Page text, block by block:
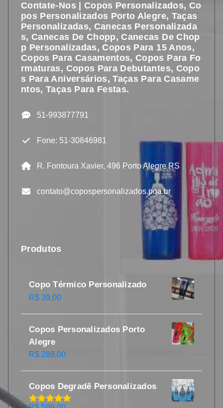
Contate-Nos | Copos Personalizados, Co
Pos Personalizados Porto Alegre, Taças
Personalizadas, Canecas Personalizada
S, Canecas De Chopp, Canecas De Chop
P Personalizadas, Copos Para 15 Anos,
Copos Para Casamentos, Copos Para Fo
Rmaturas, Copos Para Debutantes, Copo
S Para Aniversários, Taças Para Casame
Ntos, Taças Para Festas.
51-993877791
Fone: 51-30846981
R. Fontoura Xavier, 496 Porto Alegre RS
contato@copospersonalizados.poa.br
Produtos
Copo Térmico Personalizado
R$ 39,00
Copos Personalizados Porto
Alegre
R$ 289,00
Copos Degradê Personalizados